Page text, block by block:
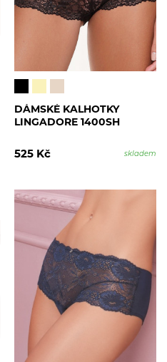
DÁMSKÉ KALHOTKY
LINGADORE 1400SH
525 Kč skladem